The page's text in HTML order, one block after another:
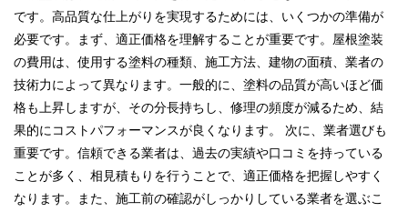
です。高品質な仕上がりを実現するためには、いくつかの準備が
必要です。まず、適正価格を理解することが重要です。屋根塗装
の費用は、使用する塗料の種類、施工方法、建物の面積、業者の
技術力によって異なります。一般的に、塗料の品質が高いほど価
格も上昇しますが、その分長持ちし、修理の頻度が減るため、結
果的にコストパフォーマンスが良くなります。 次に、業者選びも
重要です。信頼できる業者は、過去の実績や口コミを持っている
ことが多く、相見積もりを行うことで、適正価格を把握しやすく
なります。また、施工前の確認がしっかりしている業者を選ぶこ